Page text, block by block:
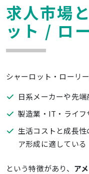
求人市場
ット / ロ
シャーロット・ローリ
日系メーカーや先
製造業・IT・ライフ
生活コストと成長性
ア形成に適している
という特徴があり、 ア